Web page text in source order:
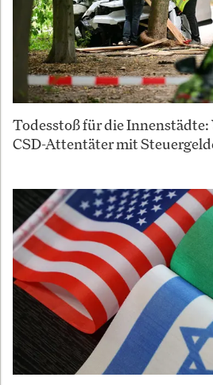
Todesstoß für die Innenstädte:
CSD-Attentäter mit